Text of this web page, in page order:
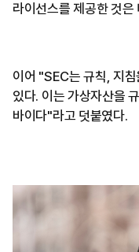
라이선스를 제공한 것
이어 "SEC는 규칙, 지
있다. 이는 가상자산을
바이다"라고 덧붙였다.